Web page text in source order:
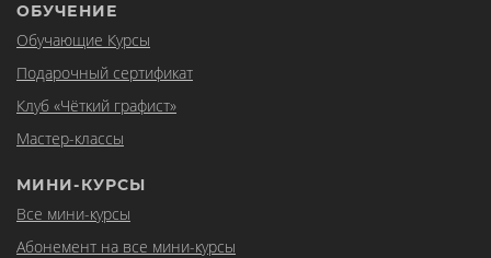
ОБУЧЕНИЕ
Обучающие Курсы
Подарочный сертификат
Клуб «Чёткий графист»
Мастер-классы
МИНИ-КУРСЫ
Все мини-курсы
Абонемент на все мини-курсы